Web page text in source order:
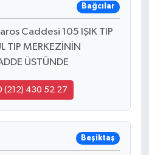
Bağcılar
Caddesi 105 IŞIK TIP
TIP MERKEZİNİN
ÜSTÜNDE
(212) 430 52 27
Beşiktaş